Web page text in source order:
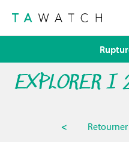
EXPLORER
<